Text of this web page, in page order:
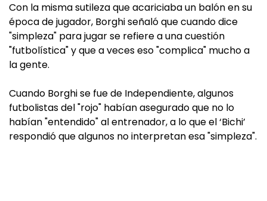
Con la misma sutileza que acariciaba un balón en su
época de jugador, Borghi señaló que cuando dice
"simpleza" para jugar se refiere a una cuestión
"futbolística" y que a veces eso "complica" mucho a
la gente.
Cuando Borghi se fue de Independiente, algunos
futbolistas del "rojo" habían asegurado que no lo
habían "entendido" al entrenador, a lo que el ‘Bichi’
respondió que algunos no interpretan esa "simpleza".